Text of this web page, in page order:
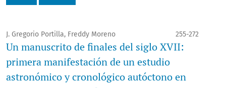
J. Gregorio Portilla, Freddy Moreno 255-272
Un manuscrito de finales del siglo XVII:
primera manifestación de un estudio
astronómico y cronológico autóctono en